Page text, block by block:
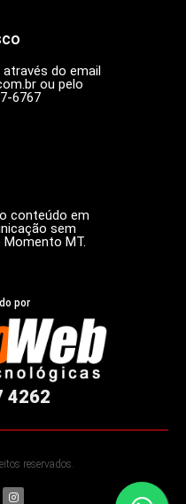
do email
ou pelo
6767
conteúdo em
sem
MT.
por
4262
reservados.